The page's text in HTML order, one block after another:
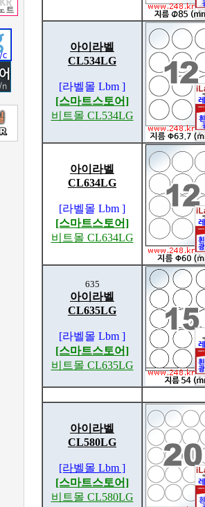
아이라벨
CL534LG
[라벨몰 Lbm ]
[스마트스토어]
비트몰 CL534LG
아이라벨
CL634LG
[라벨몰 Lbm ]
[스마트스토어]
비트몰 CL634LG
635
아이라벨
CL635LG
[라벨몰 Lbm ]
[스마트스토어]
비트몰 CL635LG
아이라벨
CL580LG
[라벨몰 Lbm ]
[스마트스토어]
비트몰 CL580LG